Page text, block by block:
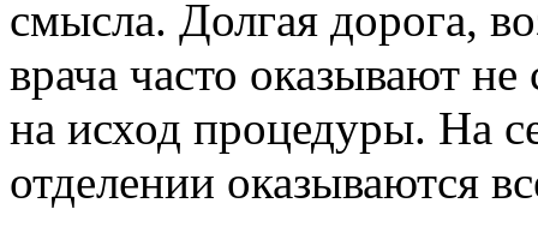
смысла. Долгая дорога,
врача часто оказывают
на исход процедуры. На
отделении оказываются